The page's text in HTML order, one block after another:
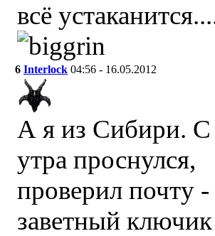
всё
6 Interlock 04:56 - 16.05.2012
А я из Сибири. С
утра проснулся,
проверил почту -
заветный ключик